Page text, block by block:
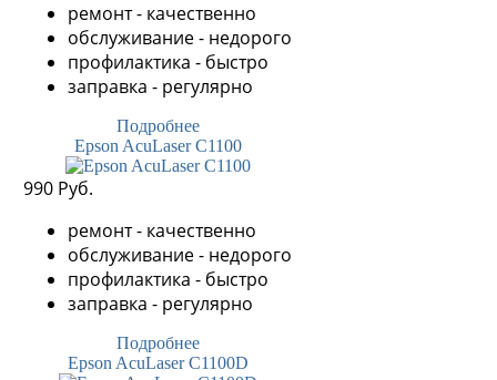
ремонт - качественно
обслуживание - недорого
профилактика - быстро
заправка - регулярно
Подробнее
Epson AcuLaser C1100
990 Руб.
ремонт - качественно
обслуживание - недорого
профилактика - быстро
заправка - регулярно
Подробнее
Epson AcuLaser C1100D